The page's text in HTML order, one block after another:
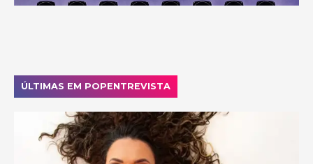
ÚLTIMAS EM POPENTREVISTA